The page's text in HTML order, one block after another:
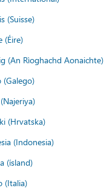
(Suisse)
(Éire)
(An Rìoghachd Aonaichte)
(Galego)
(Hrvatska)
(Indonesia)
(ísland)
(Italia)